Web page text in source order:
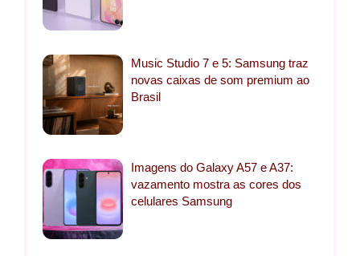
Music Studio 7 e 5: Samsung traz
novas caixas de som premium ao
Brasil
Imagens do Galaxy A57 e A37:
vazamento mostra as cores dos
celulares Samsung